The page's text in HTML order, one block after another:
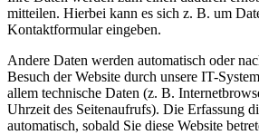
mitteilen. Hierbei kann es sich z. B. um
Kontaktformular eingeben.
Andere Daten werden automatisch oder
Besuch der Website durch unsere IT-
allem technische Daten (z. B.
Uhrzeit des Seitenaufrufs). Die Erfassung
automatisch, sobald Sie diese Website